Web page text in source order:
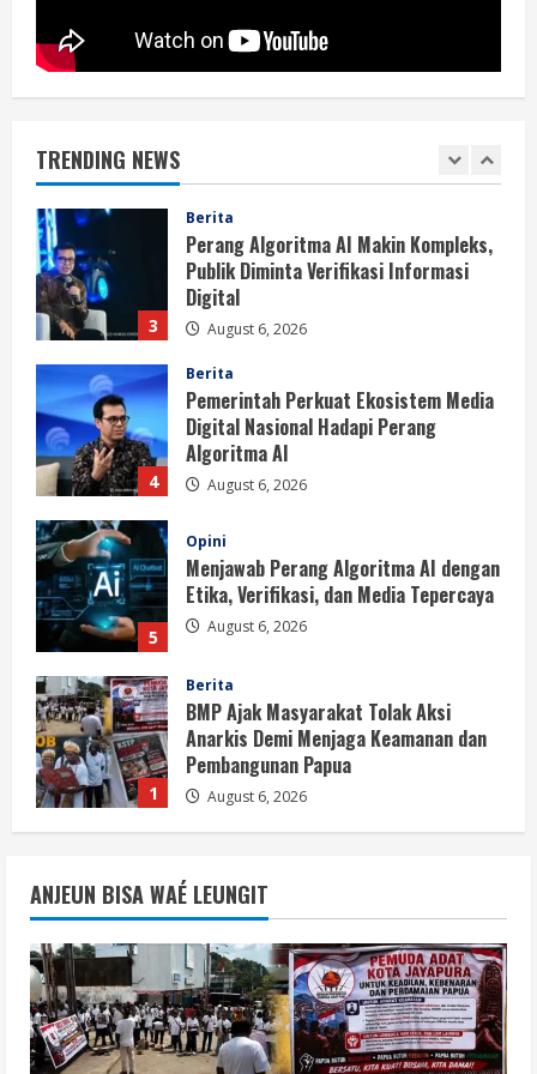
TRENDING NEWS
2
Berita
BMP Kecam Aksi KNPB, Serukan
3
Berita
Perang Algoritma AI Makin Kompleks,
Publik Diminta Verifikasi Informasi
Digital
August 6, 2026
4
Berita
Pemerintah Perkuat Ekosistem Media
Digital Nasional Hadapi Perang
Algoritma AI
August 6, 2026
5
Opini
Menjawab Perang Algoritma AI dengan
Etika, Verifikasi, dan Media Tepercaya
August 6, 2026
1
Berita
BMP Ajak Masyarakat Tolak Aksi
Anarkis Demi Menjaga Keamanan dan
Pembangunan Papua
August 6, 2026
2
BMP Kecam Aksi KNPB, Serukan
Persatuan Demi Papua yang Kondusif
Berita
Perang Algoritma AI Makin Kompleks,
Publik Diminta Verifikasi Informasi
ANJEUN BISA WAÉ LEUNGIT